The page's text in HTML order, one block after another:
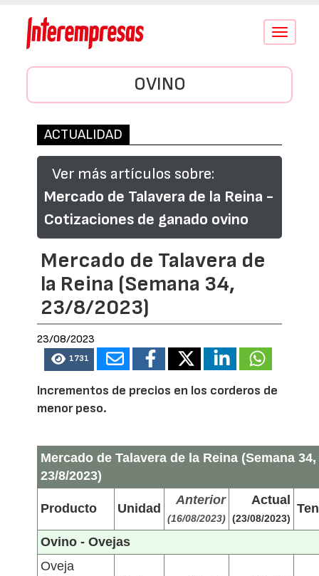
Conmutar
OVINO
ACTUALIDAD
Ver más artículos sobre:
Mercado de Talavera de la Reina -
Cotizaciones de ganado ovino
Mercado de Talavera de
la Reina (Semana 34,
23/8/2023)
23/08/2023
1731
Incrementos de precios en los corderos de
menor peso.
Mercado de Talavera de la Reina (Semana 34,
23/8/2023)
Producto Unidad
Anterior
(16/08/2023)
Actual
(23/08/2023)
Ovino - Ovejas
Oveja